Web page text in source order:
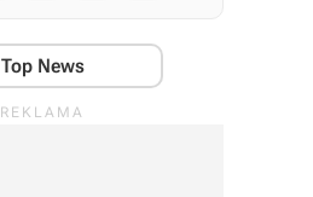
Top News